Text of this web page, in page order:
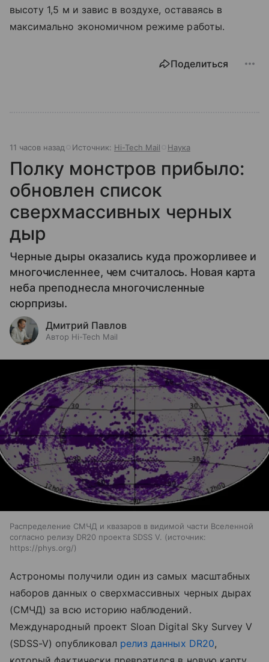
высоту 1,5 м и завис в воздухе, оставаясь в
максимально экономичном режиме работы.
Поделиться
11 часов назад Источник: Hi-Tech Mail Наука
Полку монстров прибыло:
обновлен список
сверхмассивных черных
дыр
Черные дыры оказались куда прожорливее и
многочисленнее, чем считалось. Новая карта
неба преподнесла многочисленные
сюрпризы.
Дмитрий Павлов
Автор Hi-Tech Mail
Распределение СМЧД и квазаров в видимой части Вселенной
согласно релизу DR20 проекта SDSS V.
источник:
https://phys.org/
Астрономы получили один из самых масштабных
наборов данных о сверхмассивных черных дырах
(СМЧД) за всю историю наблюдений.
Международный проект Sloan Digital Sky Survey V
(SDSS-V) опубликовал релиз данных DR20,